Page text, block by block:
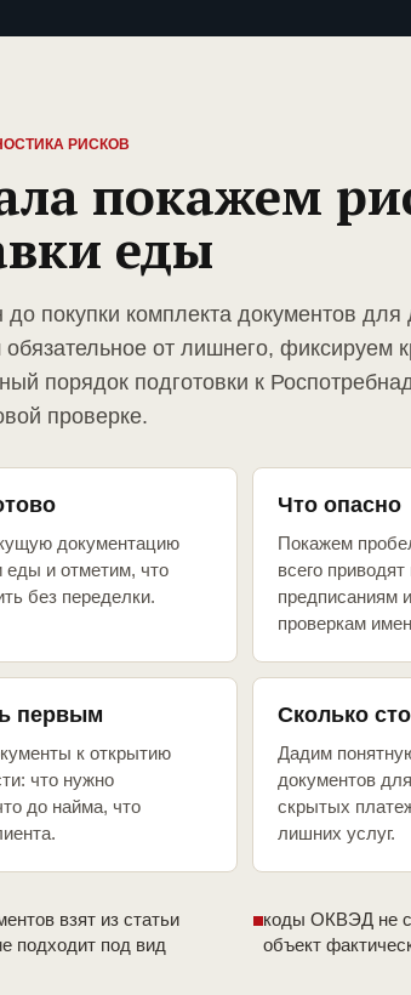
РИСКОВ
покажем
еды
до покупки комплекта документов для
от лишнего, фиксируем
порядок подготовки к
проверке.
документацию
еды и отметим, что
без переделки.
Что опасно
Покажем
всего
предписаниям
проверкам
первым
к открытию
что нужно
до найма, что
Сколько
Дадим
документов
скрытых
лишних услуг.
взят из статьи
подходит под вид
коды ОКВЭД не
объект